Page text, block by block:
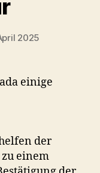
2025
einige
der
einem